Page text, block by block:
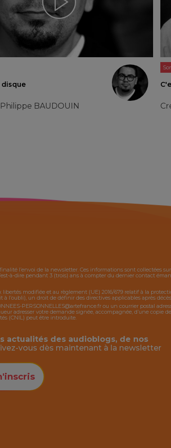
disque
Philippe BAUDOUIN
l’envoi de la newsletter. Ces informations sont collectées
à-dire pendant 3 (trois) ans à compter du dernier contact
modifiée et au règlement (UE) 2016/679 relatif à la
l’oubli), un droit de définir des directives applicables après
PERSONNELLES@artefrance.fr ou un courrier postal
adresser votre demande signée, accompagnée, d’une copie
(CNIL) peut être introduite.
actualités des audioblogs, de nos
vous dès maintenant à la newsletter